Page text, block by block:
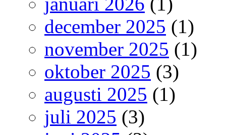
december 2025 (1)
november 2025 (1)
oktober 2025 (3)
augusti 2025 (1)
juli 2025 (3)